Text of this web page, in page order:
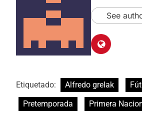
See
Etiquetado: Alfredo grelak
Pretemporada
Primera